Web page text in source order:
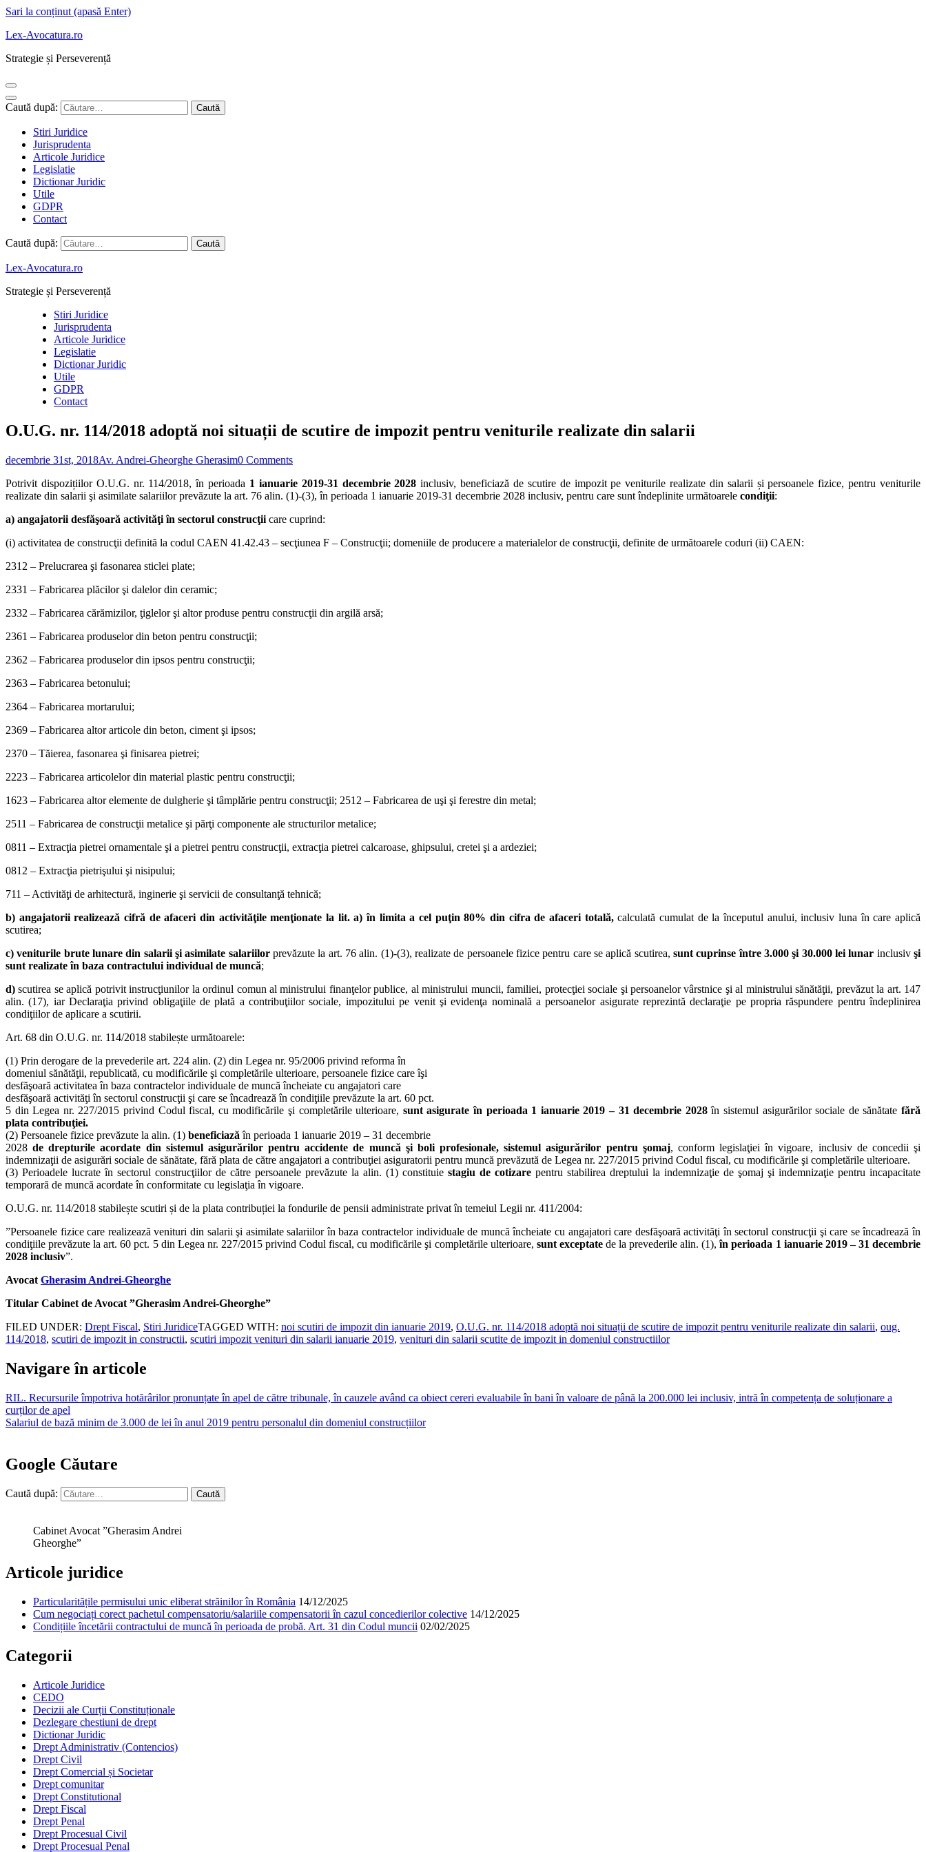
Sari la conținut (apasă Enter)
Lex-Avocatura.ro
Strategie și Perseverență
Caută după:
Stiri Juridice
Jurisprudenta
Articole Juridice
Legislatie
Dictionar Juridic
Utile
GDPR
Contact
Caută după:
Lex-Avocatura.ro
Strategie și Perseverență
Stiri Juridice
Jurisprudenta
Articole Juridice
Legislatie
Dictionar Juridic
Utile
GDPR
Contact
O.U.G. nr. 114/2018 adoptă noi situații de scutire de impozit pentru veniturile realizate din salarii
decembrie 31st, 2018Av. Andrei-Gheorghe Gherasim0 Comments
Potrivit dispozițiilor O.U.G. nr. 114/2018, în perioada 1 ianuarie 2019-31 decembrie 2028 inclusiv, beneficiază de scutire de impozit pe veniturile realizate din salarii și persoanele fizice, pentru veniturile
realizate din salarii şi asimilate salariilor prevăzute la art. 76 alin. (1)-(3), în perioada 1 ianuarie 2019-31 decembrie 2028 inclusiv, pentru care sunt îndeplinite următoarele condiţii:
a) angajatorii desfăşoară activităţi în sectorul construcţii care cuprind:
(i) activitatea de construcţii definită la codul CAEN 41.42.43 – secţiunea F – Construcţii; domeniile de producere a materialelor de construcţii, definite de următoarele coduri (ii) CAEN:
2312 – Prelucrarea şi fasonarea sticlei plate;
2331 – Fabricarea plăcilor şi dalelor din ceramic;
2332 – Fabricarea cărămizilor, ţiglelor şi altor produse pentru construcţii din argilă arsă;
2361 – Fabricarea produselor din beton pentru construcţii;
2362 – Fabricarea produselor din ipsos pentru construcţii;
2363 – Fabricarea betonului;
2364 – Fabricarea mortarului;
2369 – Fabricarea altor articole din beton, ciment şi ipsos;
2370 – Tăierea, fasonarea şi finisarea pietrei;
2223 – Fabricarea articolelor din material plastic pentru construcţii;
1623 – Fabricarea altor elemente de dulgherie şi tâmplărie pentru construcţii; 2512 – Fabricarea de uşi şi ferestre din metal;
2511 – Fabricarea de construcţii metalice şi părţi componente ale structurilor metalice;
0811 – Extracţia pietrei ornamentale şi a pietrei pentru construcţii, extracţia pietrei calcaroase, ghipsului, cretei şi a ardeziei;
0812 – Extracţia pietrişului şi nisipului;
711 – Activităţi de arhitectură, inginerie şi servicii de consultanţă tehnică;
b) angajatorii realizează cifră de afaceri din activităţile menţionate la lit. a) în limita a cel puţin 80% din cifra de afaceri totală,calculată cumulat de la începutul anului, inclusiv luna în care aplică
scutirea;
c) veniturile brute lunare din salarii şi asimilate salariilorprevăzute la art. 76 alin. (1)-(3), realizate de persoanele fizice pentru care se aplică scutirea,sunt cuprinse între 3.000 şi 30.000 lei lunar inclusivşi
sunt realizate în baza contractului individual de muncă;
d) scutirea se aplică potrivit instrucţiunilor la ordinul comun al ministrului finanţelor publice, al ministrului muncii, familiei, protecţiei sociale şi persoanelor vârstnice şi al ministrului sănătăţii, prevăzut la art. 147
alin. (17), iar Declaraţia privind obligaţiile de plată a contribuţiilor sociale, impozitului pe venit şi evidenţa nominală a persoanelor asigurate reprezintă declaraţie pe propria răspundere pentru îndeplinirea
condiţiilor de aplicare a scutirii.
Art. 68 din O.U.G. nr. 114/2018 stabilește următoarele:
(1) Prin derogare de la prevederile art. 224 alin. (2) din Legea nr. 95/2006 privind reforma în
domeniul sănătăţii, republicată, cu modificările şi completările ulterioare, persoanele fizice care îşi
desfăşoară activitatea în baza contractelor individuale de muncă încheiate cu angajatori care
desfăşoară activităţi în sectorul construcţii şi care se încadrează în condiţiile prevăzute la art. 60 pct.
5 din Legea nr. 227/2015 privind Codul fiscal, cu modificările şi completările ulterioare, sunt asigurateîn perioada 1 ianuarie 2019 – 31 decembrie 2028în sistemul asigurărilor sociale de sănătatefără
plata contribuţiei.
(2) Persoanele fizice prevăzute la alin. (1) beneficiază în perioada 1 ianuarie 2019 – 31 decembrie
2028de drepturile acordate din sistemul asigurărilor pentru accidente de muncă şi boli profesionale,sistemul asigurărilor pentru şomaj, conform legislaţiei în vigoare, inclusiv de concedii şi
indemnizaţii de asigurări sociale de sănătate, fără plata de către angajatori a contribuţiei asiguratorii pentru muncă prevăzută de Legea nr. 227/2015 privind Codul fiscal, cu modificările şi completările ulterioare.
(3) Perioadele lucrate în sectorul construcţiilor de către persoanele prevăzute la alin. (1) constituie stagiu de cotizare pentru stabilirea dreptului la indemnizaţie de şomaj şi indemnizaţie pentru incapacitate
temporară de muncă acordate în conformitate cu legislaţia în vigoare.
O.U.G. nr. 114/2018 stabilește scutiri și de la plata contribuției la fondurile de pensii administrate privat în temeiul Legii nr. 411/2004:
”Persoanele fizice care realizează venituri din salarii şi asimilate salariilor în baza contractelor individuale de muncă încheiate cu angajatori care desfăşoară activităţi în sectorul construcţii şi care se încadrează în
condiţiile prevăzute la art. 60 pct. 5 din Legea nr. 227/2015 privind Codul fiscal, cu modificările şi completările ulterioare, sunt exceptatede la prevederile alin. (1),în perioada 1 ianuarie 2019 – 31 decembrie
2028 inclusiv”.
Avocat Gherasim Andrei-Gheorghe
Titular Cabinet de Avocat ”Gherasim Andrei-Gheorghe”
FILED UNDER: Drept Fiscal, Stiri JuridiceTAGGED WITH: noi scutiri de impozit din ianuarie 2019, O.U.G. nr. 114/2018 adoptă noi situații de scutire de impozit pentru veniturile realizate din salarii, oug.
114/2018, scutiri de impozit in constructii, scutiri impozit venituri din salarii ianuarie 2019, venituri din salarii scutite de impozit in domeniul constructiilor
Navigare în articole
RIL. Recursurile împotriva hotărârilor pronunțate în apel de către tribunale, în cauzele având ca obiect cereri evaluabile în bani în valoare de până la 200.000 lei inclusiv, intră în competența de soluționare a
curților de apel
Salariul de bază minim de 3.000 de lei în anul 2019 pentru personalul din domeniul construcțiilor
Google Căutare
Caută după:
Cabinet Avocat ”Gherasim Andrei
Gheorghe”
Articole juridice
Particularitățile permisului unic eliberat străinilor în România 14/12/2025
Cum negociați corect pachetul compensatoriu/salariile compensatorii în cazul concedierilor colective 14/12/2025
Condițiile încetării contractului de muncă în perioada de probă. Art. 31 din Codul muncii 02/02/2025
Categorii
Articole Juridice
CEDO
Decizii ale Curții Constituționale
Dezlegare chestiuni de drept
Dictionar Juridic
Drept Administrativ (Contencios)
Drept Civil
Drept Comercial și Societar
Drept comunitar
Drept Constitutional
Drept Fiscal
Drept Penal
Drept Procesual Civil
Drept Procesual Penal